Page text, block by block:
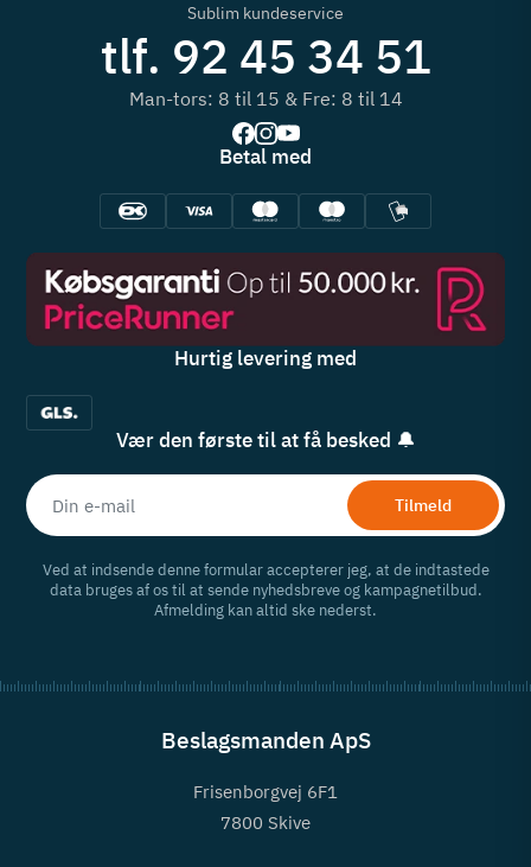
Sublim kundeservice
tlf. 92 45 34 51
Man-tors: 8 til 15 & Fre: 8 til 14
Betal med
Hurtig levering med
Vær den første til at få besked 🔔
Tilmeld
Ved at indsende denne formular accepterer jeg, at de indtastede
data bruges af os til at sende nyhedsbreve og kampagnetilbud.
Afmelding kan altid ske nederst.
Beslagsmanden ApS
Frisenborgvej 6F1
7800 Skive